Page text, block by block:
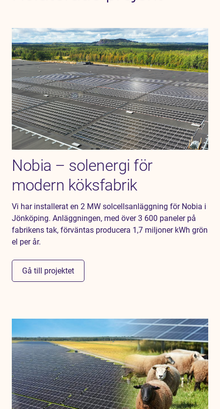
Nobia – solenergi för
modern köksfabrik
Vi har installerat en 2 MW solcellsanläggning för Nobia i
Jönköping. Anläggningen, med över 3 600 paneler på
fabrikens tak, förväntas producera 1,7 miljoner kWh grön
el per år.
Gå till projektet